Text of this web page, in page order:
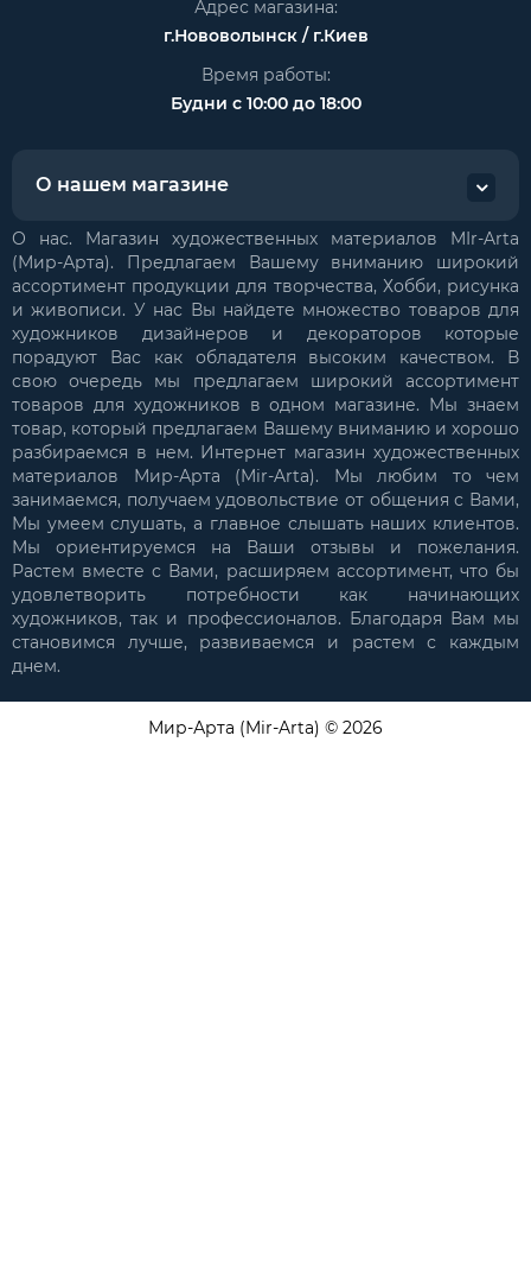
Адрес магазина:
г.Нововолынск / г.Киев
Время работы:
Будни с 10:00 до 18:00
О нашем магазине
О нас. Магазин художественных материалов MIr-Arta
(Мир-Арта). Предлагаем Вашему вниманию широкий
ассортимент продукции для творчества, Хобби, рисунка
и живописи. У нас Вы найдете множество товаров для
художников дизайнеров и декораторов которые
порадуют Вас как обладателя высоким качеством. В
свою очередь мы предлагаем широкий ассортимент
товаров для художников в одном магазине. Мы знаем
товар, который предлагаем Вашему вниманию и хорошо
разбираемся в нем. Интернет магазин художественных
материалов Мир-Арта (Mir-Arta). Мы любим то чем
занимаемся, получаем удовольствие от общения с Вами,
Мы умеем слушать, а главное слышать наших клиентов.
Мы ориентируемся на Ваши отзывы и пожелания.
Растем вместе с Вами, расширяем ассортимент, что бы
удовлетворить потребности как начинающих
художников, так и профессионалов. Благодаря Вам мы
становимся лучше, развиваемся и растем с каждым
днем.
Мир-Арта (Mir-Arta) © 2026